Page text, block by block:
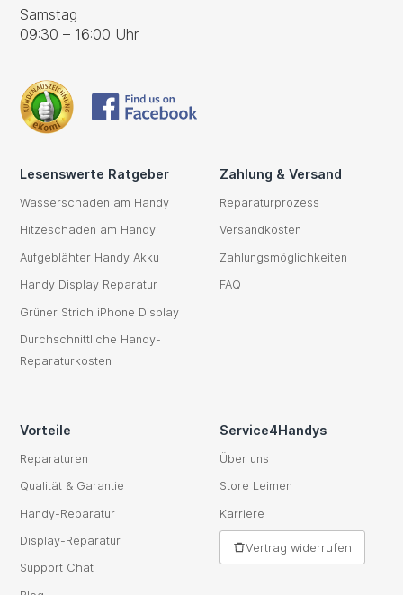
Samstag
09:30 – 16:00 Uhr
Lesenswerte Ratgeber
Wasserschaden am Handy
Hitzeschaden am Handy
Aufgeblähter Handy Akku
Handy Display Reparatur
Grüner Strich iPhone Display
Durchschnittliche Handy-
Reparaturkosten
Zahlung & Versand
Reparaturprozess
Versandkosten
Zahlungsmöglichkeiten
FAQ
Vorteile
Reparaturen
Qualität & Garantie
Handy-Reparatur
Display-Reparatur
Support Chat
Service4Handys
Über uns
Store Leimen
Karriere
Vertrag widerrufen